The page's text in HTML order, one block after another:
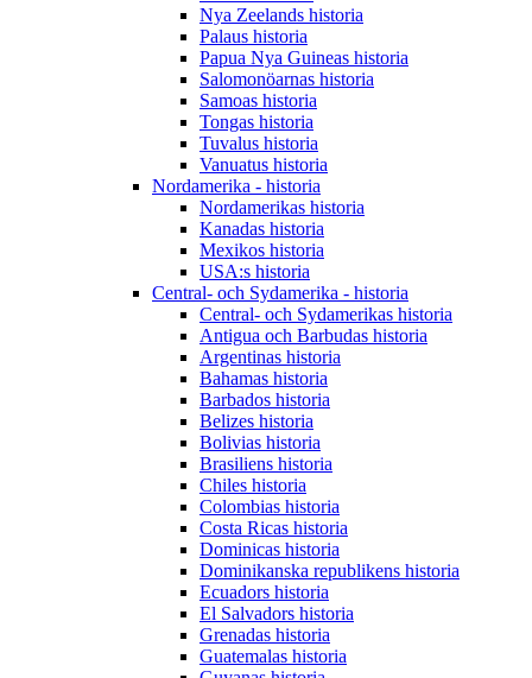
Nya Zeelands historia
Palaus historia
Papua Nya Guineas historia
Salomonöarnas historia
Samoas historia
Tongas historia
Tuvalus historia
Vanuatus historia
Nordamerika - historia
Nordamerikas historia
Kanadas historia
Mexikos historia
USA:s historia
Central- och Sydamerika - historia
Central- och Sydamerikas historia
Antigua och Barbudas historia
Argentinas historia
Bahamas historia
Barbados historia
Belizes historia
Bolivias historia
Brasiliens historia
Chiles historia
Colombias historia
Costa Ricas historia
Dominicas historia
Dominikanska republikens historia
Ecuadors historia
El Salvadors historia
Grenadas historia
Guatemalas historia